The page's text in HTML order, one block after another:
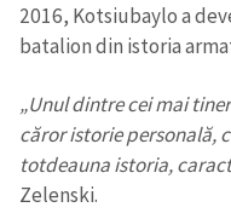
2016, Kotsiubaylo a
batalion din istoria
„Unul dintre cei mai
căror istorie personală,
totdeauna istoria,
Zelenski.